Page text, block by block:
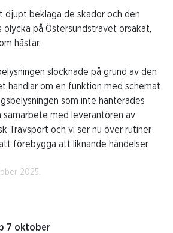
djupt beklaga de skador och den
olycka på Östersundstravet orsakat,
hästar.
slocknade på grund av den
handlar om en funktion med schemat
som inte hanterades
samarbete med leverantören av
Travsport och vi ser nu över rutiner
förebygga att liknande händelser
2025.
7 oktober